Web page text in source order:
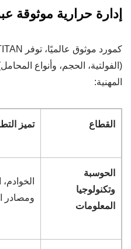
إدارة حرارية موثوقة
(الفولتية، الحجم، وأنواع
المهنية:
القطاع تميز
الحوسبة
وتكنولوجيا
المعلومات
ومصادر